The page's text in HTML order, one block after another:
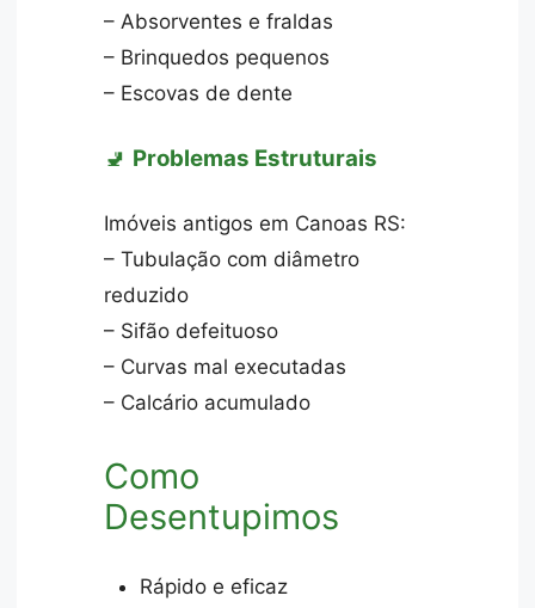
– Absorventes e fraldas
– Brinquedos pequenos
– Escovas de dente
🚽 Problemas Estruturais
Imóveis antigos em Canoas RS:
– Tubulação com diâmetro
reduzido
– Sifão defeituoso
– Curvas mal executadas
– Calcário acumulado
Como
Desentupimos
Rápido e eficaz